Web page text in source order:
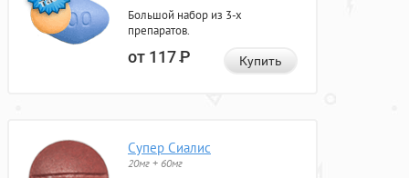
Большой набор из 3-х
препаратов.
от 117Р Купить
Супер Сиалис
20мг + 60мг